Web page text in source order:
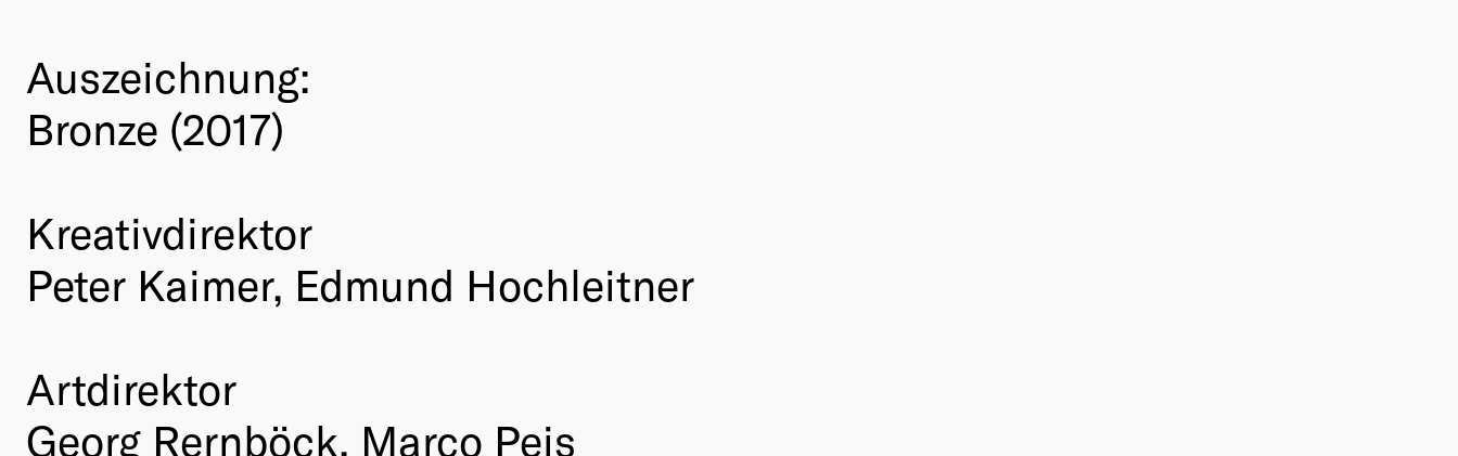
Auszeichnung:
Bronze (2017)
Kreativdirektor
Peter Kaimer, Edmund Hochleitner
Artdirektor
Georg Rernböck, Marco Peis